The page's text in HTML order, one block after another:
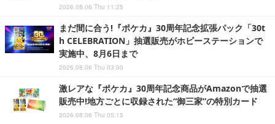
2026.08.06 Thu 11:25
まだ間に合う!『ポケカ』30周年記念拡張パック「30t
h CELEBRATION」抽選販売がホビーステーションで
実施中、8月6日まで
2026.08.06 Thu 03:00
激レアな『ポケカ』30周年記念商品がAmazonで抽選
販売中!地方ごとに収録された“御三家”の特別カード
2026.08.06 Thu 05:15